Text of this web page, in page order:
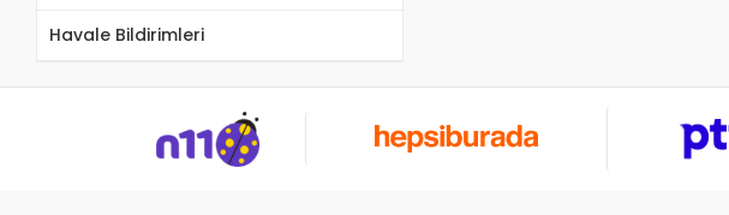
Havale Bildirimleri